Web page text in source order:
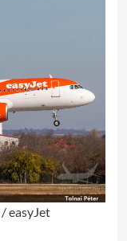
easyJet